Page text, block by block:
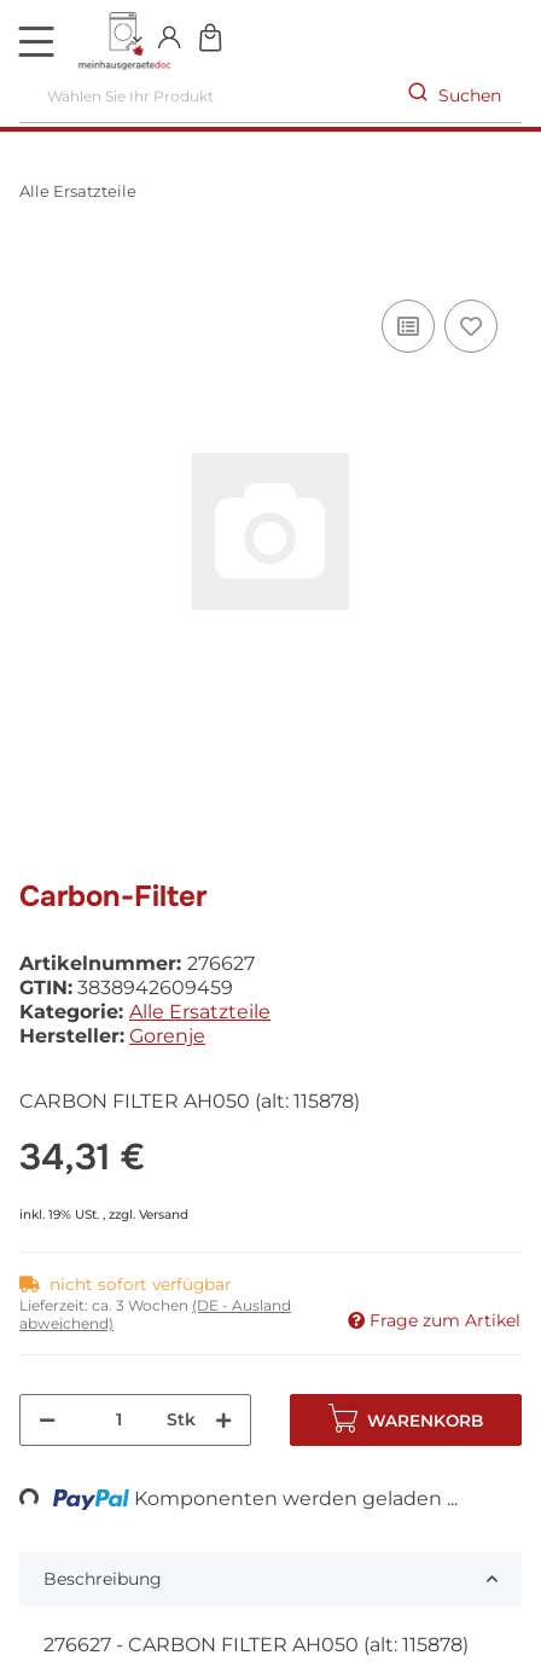
DE
Suchen
Alle Ersatzteile
Carbon-Filter
Artikelnummer: 276627
GTIN: 3838942609459
Kategorie: Alle Ersatzteile
Hersteller: Gorenje
CARBON FILTER AH050 (alt: 115878)
34,31 €
inkl. 19% USt. , zzgl. Versand
nicht sofort verfügbar
Lieferzeit: ca. 3 Wochen (DE - Ausland
abweichend)
Frage zum Artikel
Stk WARENKORB
Komponenten werden geladen ...
Beschreibung
276627 - CARBON FILTER AH050 (alt: 115878)